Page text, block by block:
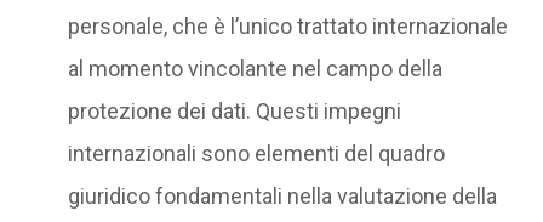
personale, che è l’unico trattato internazionale
al momento vincolante nel campo della
protezione dei dati. Questi impegni
internazionali sono elementi del quadro
giuridico fondamentali nella valutazione della